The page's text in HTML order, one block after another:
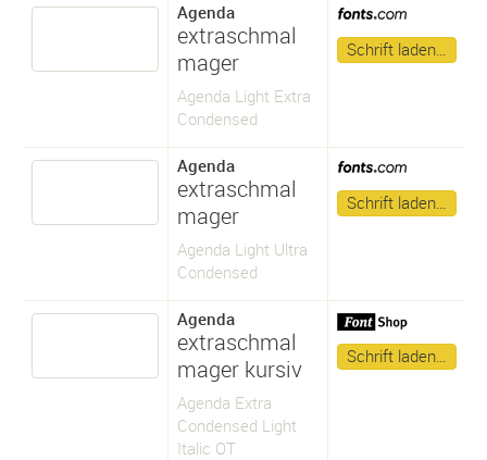
Agenda
extraschmal
mager
Agenda Light Extra
Condensed
Schrift laden…
Agenda
extraschmal
mager
Agenda Light Ultra
Condensed
Schrift laden…
Agenda
extraschmal
mager kursiv
Agenda Extra
Condensed Light
Italic OT
Schrift laden…